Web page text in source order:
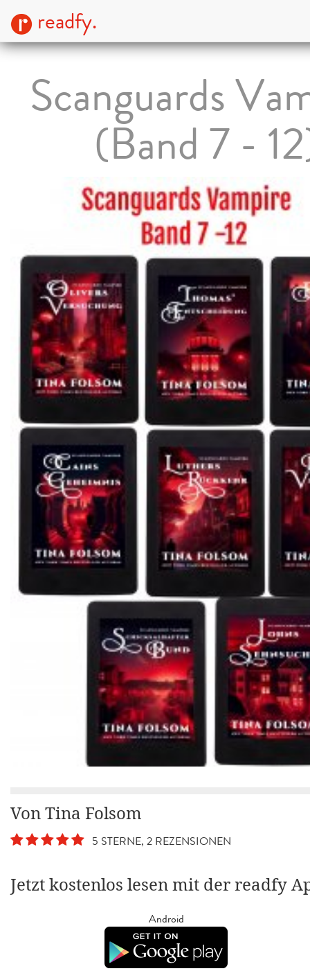
readfy.
Scanguards
(Band 7 -
Von Tina Folsom
5 STERNE, 2 REZENSIONEN
Jetzt kostenlos lesen mit der readfy
Android